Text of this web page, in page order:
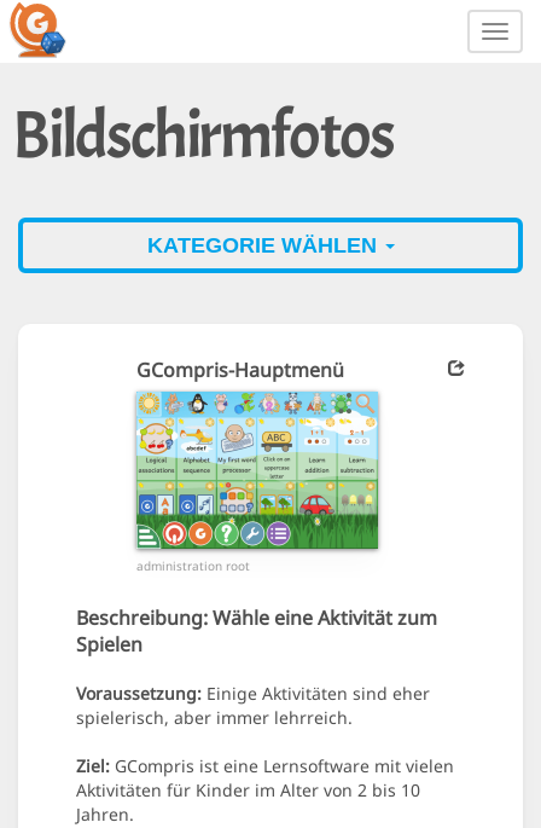
Bildschirmfotos
KATEGORIE WÄHLEN
GCompris-Hauptmenü
administration root
Beschreibung:Wähle eine Aktivität zum
Spielen
Voraussetzung: Einige Aktivitäten sind eher
spielerisch, aber immer lehrreich.
Ziel: GCompris ist eine Lernsoftware mit vielen
Aktivitäten für Kinder im Alter von 2 bis 10
Jahren.